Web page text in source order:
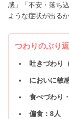
感」「不安・落ち
ような症状が出る
つわりのぶり
吐きづわり
においに敏
食べづわり
偏食：8人